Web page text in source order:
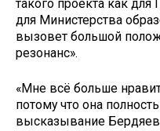
такого проекта как для
для Министерства
вызовет большой
резонанс».
«Мне всё больше
потому что она
высказывание